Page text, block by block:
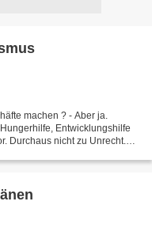
machen ? - Aber ja.
Entwicklungshilfe
Durchaus nicht zu Unrecht.